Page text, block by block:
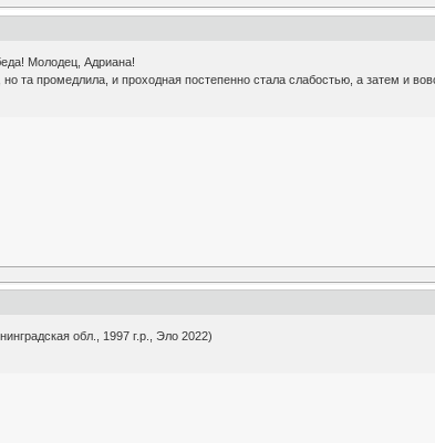
Молодец, Адриана!
та промедлила, и проходная постепенно стала слабостью, а затем и
обл., 1997 г.р., Эло 2022)